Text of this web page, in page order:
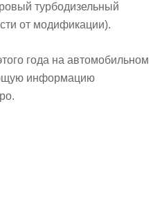
турбодизельный
от модификации).
года на автомобильном
информацию